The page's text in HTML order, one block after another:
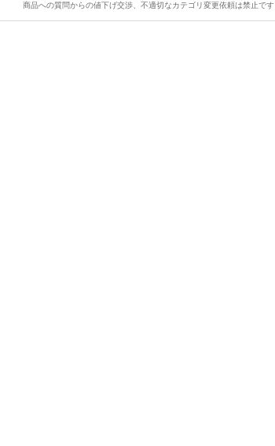
しています
ユーザーです
た実績があります
商品への質問からの値下げ交渉、不適切なカテゴリ変更依頼は禁止です